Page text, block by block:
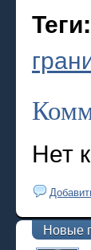
Теги:
Нет
Новые